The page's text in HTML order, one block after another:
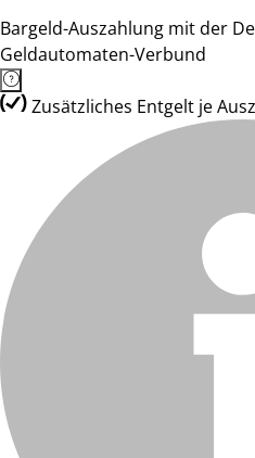
Bargeld-Auszahlung mit der
Geldautomaten-Verbund
Zusätzliches Entgelt je